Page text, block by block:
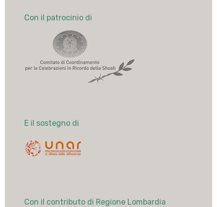
Con il patrocinio di
E il sostegno di
Con il contributo di Regione Lombardia